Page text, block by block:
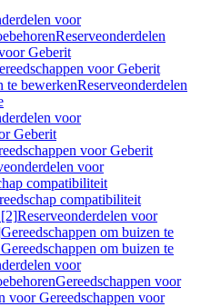
voor
Reserveonderdelen
Geberit
voor Geberit
te bewerkenReserveonderdelen
voor
Geberit
voor Geberit
voor
compatibiliteit
compatibiliteit
[2]Reserveonderdelen voor
Gereedschappen om buizen te
om buizen te
voor
Gereedschappen voor
voor Gereedschappen voor